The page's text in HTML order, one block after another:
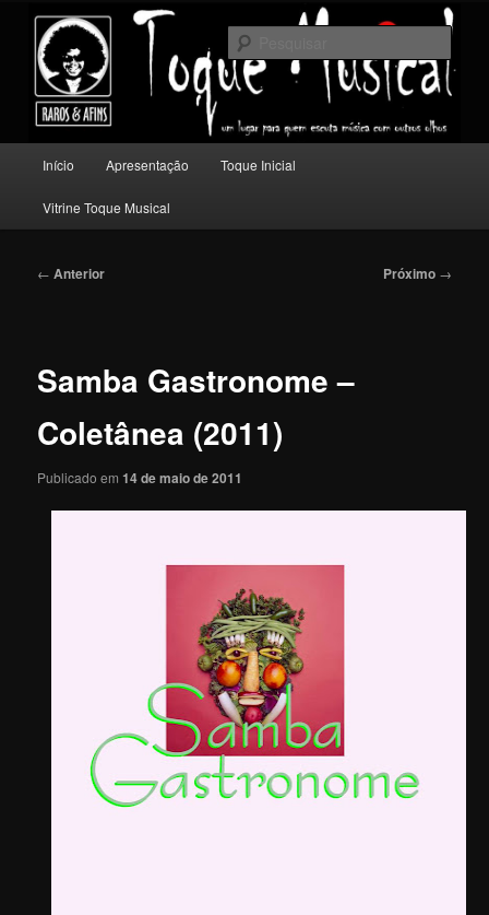
conteúdo
principalToque Musical
Um lugar para quem escuta música com outros olhos.
principal
Início Apresentação Toque Inicial
Vitrine Toque Musical
Navegação
← Anterior Próximo →
Samba Gastronome –
Coletânea (2011)
Publicado em14 de maio de 2011